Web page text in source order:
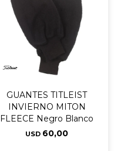
GUANTES TITLEIST
INVIERNO MITON
FLEECE Negro Blanco
USD 60,00